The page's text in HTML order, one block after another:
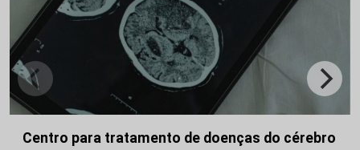
Centro para tratamento de doenças do cérebro